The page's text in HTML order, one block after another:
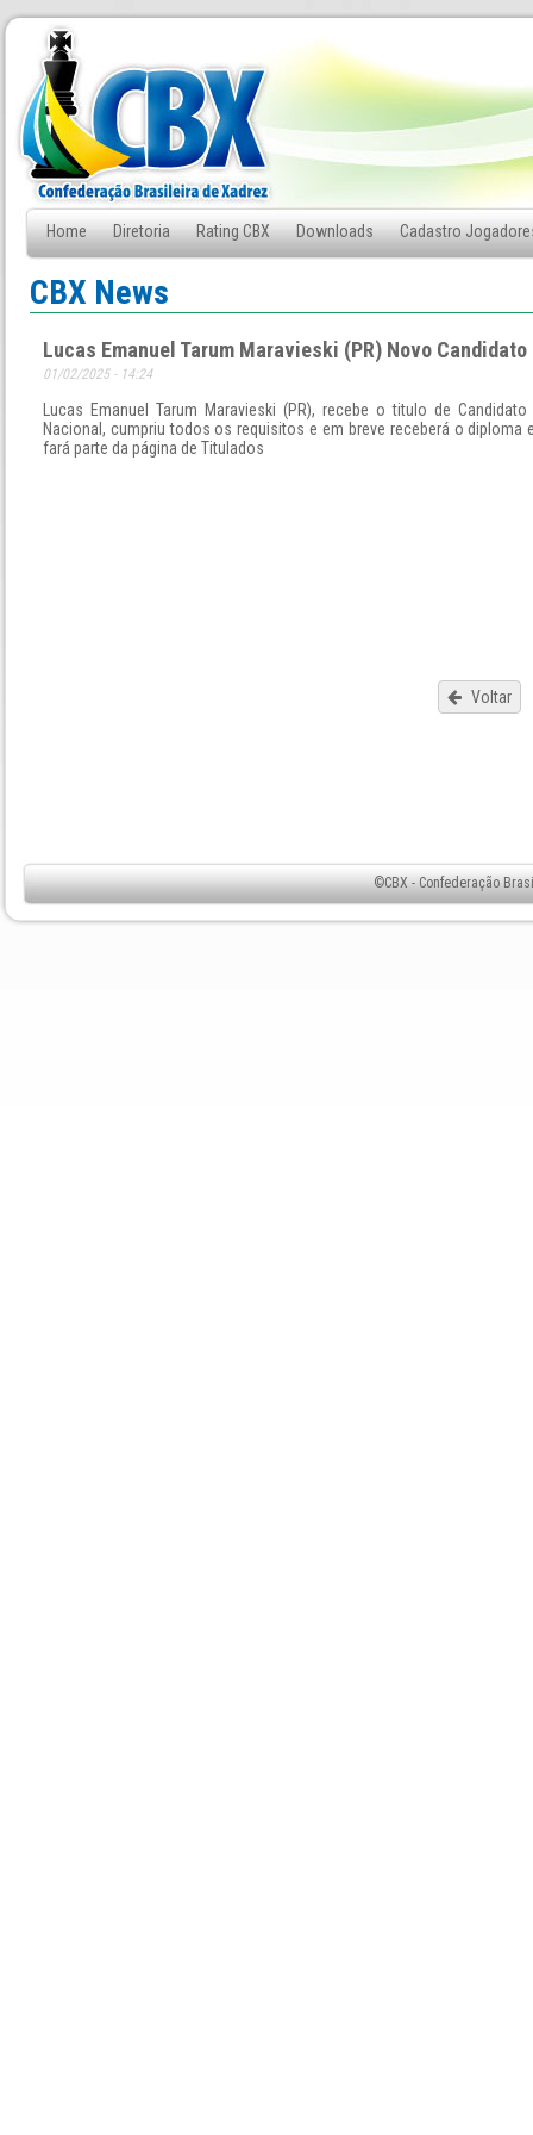
Home Diretoria Rating CBX Downloads Cadastro
Fale Conosco
CBX News
Lucas Emanuel Tarum Maravieski (PR) Novo
01/02/2025 - 14:24
Lucas Emanuel Tarum Maravieski (PR), recebe o titulo de
Nacional, cumpriu todos os requisitos e em breve receberá o diploma
fará parte da página de Titulados
Voltar
©CBX - Confederação